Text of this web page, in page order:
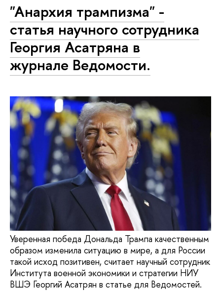
"Анархия трампизма" -
статья научного сотрудника
Георгия Асатряна в
журнале Ведомости.
Уверенная победа Дональда Трампа качественным
образом изменила ситуацию в мире, а для России
такой исход позитивен, считает научный сотрудник
Института военной экономики и стратегии НИУ
ВШЭ Георгий Асатрян в статье для Ведомостей.